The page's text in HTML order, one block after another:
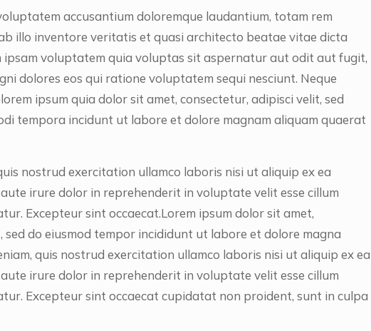
accusantium doloremque laudantium, totam rem
illo inventore veritatis et quasi architecto beatae vitae dicta
ipsam voluptatem quia voluptas sit aspernatur aut odit aut fugit,
dolores eos qui ratione voluptatem sequi nesciunt. Neque
ipsum quia dolor sit amet, consectetur, adipisci velit, sed
tempora incidunt ut labore et dolore magnam aliquam quaerat
nostrud exercitation ullamco laboris nisi ut aliquip ex ea
irure dolor in reprehenderit in voluptate velit esse cillum
Excepteur sint occaecat.Lorem ipsum dolor sit amet,
sed do eiusmod tempor incididunt ut labore et dolore magna
quis nostrud exercitation ullamco laboris nisi ut aliquip ex ea
irure dolor in reprehenderit in voluptate velit esse cillum
Excepteur sint occaecat cupidatat non proident, sunt in culpa